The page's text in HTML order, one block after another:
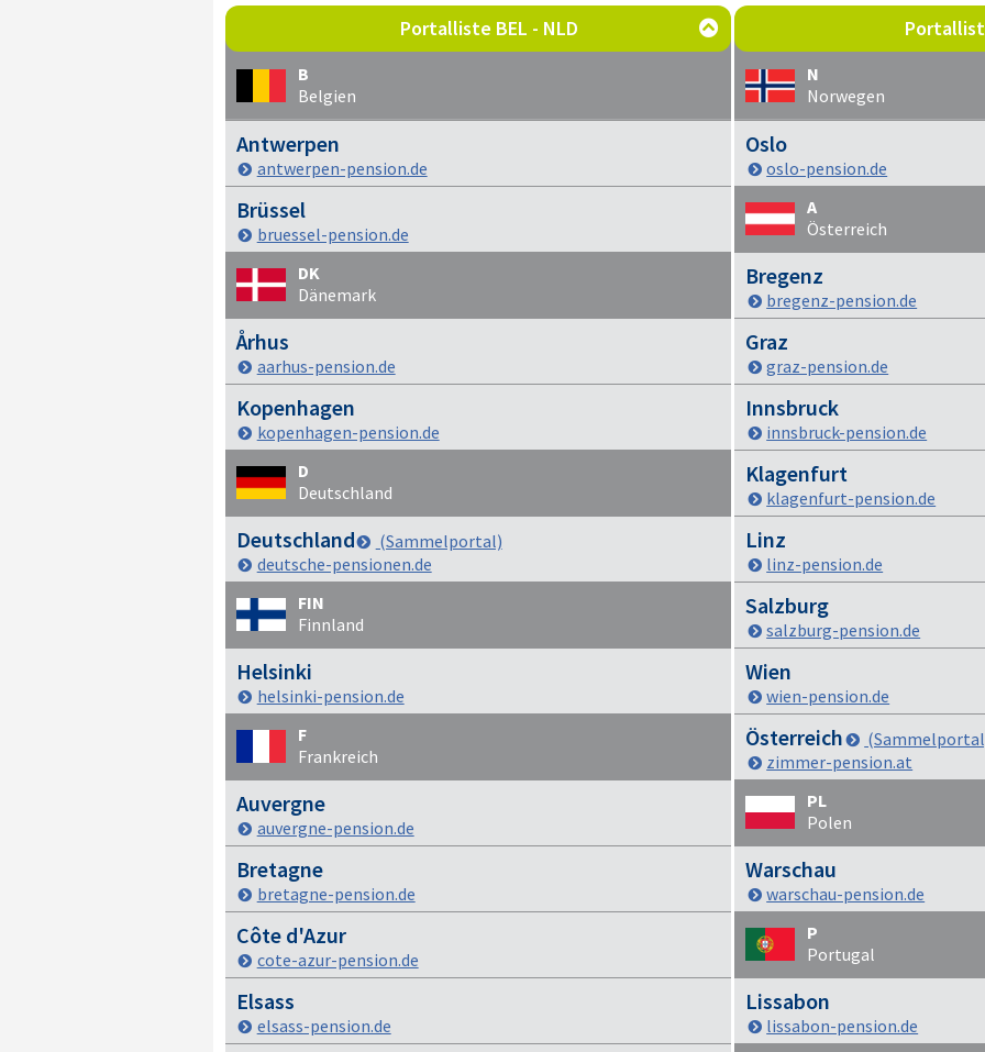
Portalliste BEL - NLD 
B
Belgien
Antwerpen
antwerpen-pension.de
Brüssel
bruessel-pension.de
DK
Dänemark
Århus
aarhus-pension.de
Kopenhagen
kopenhagen-pension.de
D
Deutschland
Deutschland
(Sammelportal)
deutsche-pensionen.de
FIN
Finnland
Helsinki
helsinki-pension.de
F
Frankreich
Auvergne
auvergne-pension.de
Bretagne
bretagne-pension.de
Côte d'Azur
cote-azur-pension.de
Elsass
elsass-pension.de
N
Norwegen
Oslo
oslo-pension.de
A
Österreich
Bregenz
bregenz-pension.de
Graz
graz-pension.de
Innsbruck
innsbruck-pension.de
Klagenfurt
klagenfurt-pension.de
Linz
linz-pension.de
Salzburg
salzburg-pension.de
Wien
wien-pension.de
Österreich
zimmer-pension.at
PL
Polen
Warschau
warschau-pension.de
P
Portugal
Lissabon
lissabon-pension.de